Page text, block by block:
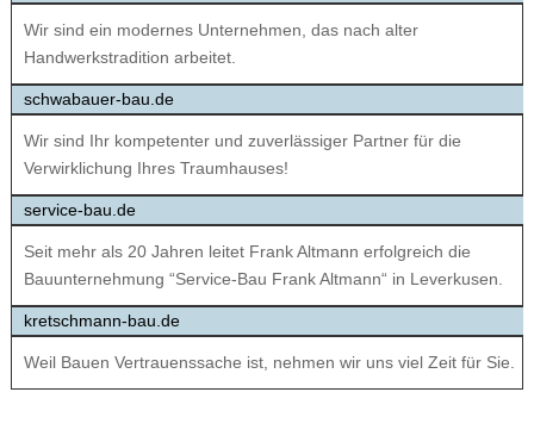
Wir sind ein modernes Unternehmen, das nach alter
Handwerkstradition arbeitet.
schwabauer-bau.de
Wir sind Ihr kompetenter und zuverlässiger Partner für die
Verwirklichung Ihres Traumhauses!
service-bau.de
Seit mehr als 20 Jahren leitet Frank Altmann erfolgreich die
Bauunternehmung “Service-Bau Frank Altmann“ in Leverkusen.
kretschmann-bau.de
Weil Bauen Vertrauenssache ist, nehmen wir uns viel Zeit für Sie.